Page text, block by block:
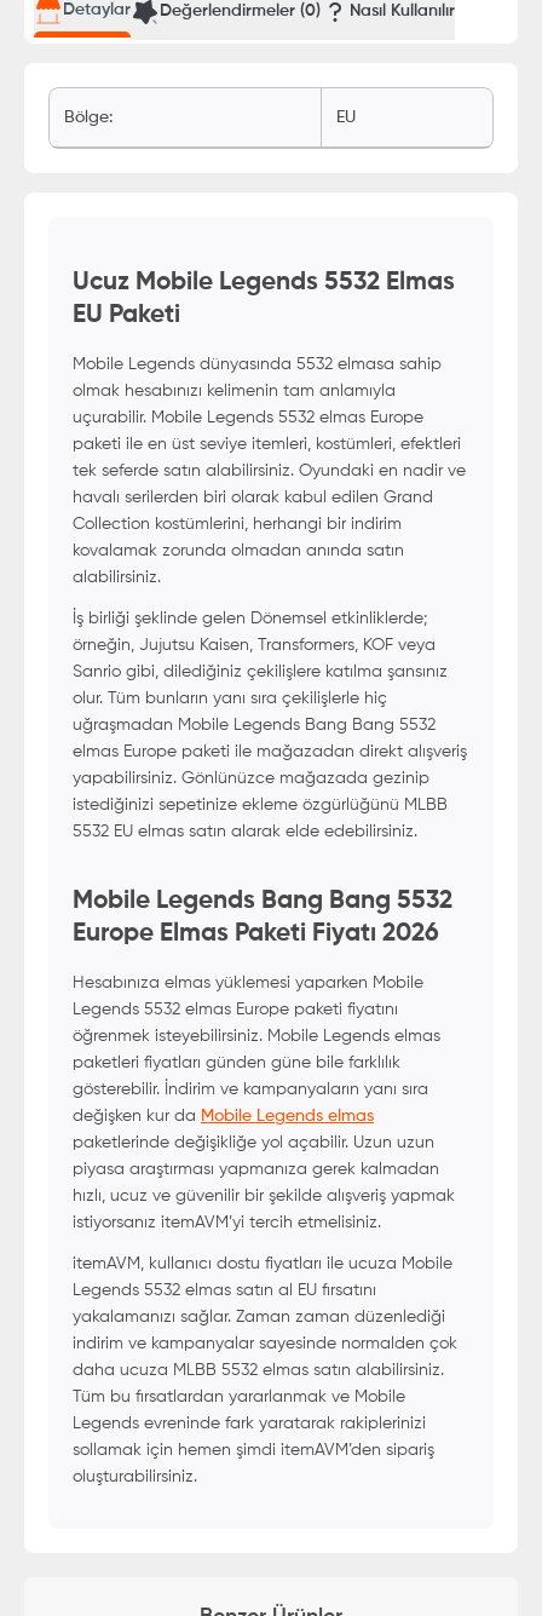
Detaylar Değerlendirmeler (0) Nasıl Kullanılır
Bölge: EU
Ucuz Mobile Legends 5532 Elmas
EU Paketi
Mobile Legends dünyasında 5532 elmasa sahip
olmak hesabınızı kelimenin tam anlamıyla
uçurabilir. Mobile Legends 5532 elmas Europe
paketi ile en üst seviye itemleri, kostümleri, efektleri
tek seferde satın alabilirsiniz. Oyundaki en nadir ve
havalı serilerden biri olarak kabul edilen Grand
Collection kostümlerini, herhangi bir indirim
kovalamak zorunda olmadan anında satın
alabilirsiniz.
İş birliği şeklinde gelen Dönemsel etkinliklerde;
örneğin, Jujutsu Kaisen, Transformers, KOF veya
Sanrio gibi, dilediğiniz çekilişlere katılma şansınız
olur. Tüm bunların yanı sıra çekilişlerle hiç
uğraşmadan Mobile Legends Bang Bang 5532
elmas Europe paketi ile mağazadan direkt alışveriş
yapabilirsiniz. Gönlünüzce mağazada gezinip
istediğinizi sepetinize ekleme özgürlüğünü MLBB
5532 EU elmas satın alarak elde edebilirsiniz.
Mobile Legends Bang Bang 5532
Europe Elmas Paketi Fiyatı 2026
Hesabınıza elmas yüklemesi yaparken Mobile
Legends 5532 elmas Europe paketi fiyatını
öğrenmek isteyebilirsiniz. Mobile Legends elmas
paketleri fiyatları günden güne bile farklılık
gösterebilir. İndirim ve kampanyaların yanı sıra
değişken kur da Mobile Legends elmas
paketlerinde değişikliğe yol açabilir. Uzun uzun
piyasa araştırması yapmanıza gerek kalmadan
hızlı, ucuz ve güvenilir bir şekilde alışveriş yapmak
istiyorsanız itemAVM’yi tercih etmelisiniz.
itemAVM, kullanıcı dostu fiyatları ile ucuza Mobile
Legends 5532 elmas satın al EU fırsatını
yakalamanızı sağlar. Zaman zaman düzenlediği
indirim ve kampanyalar sayesinde normalden çok
daha ucuza MLBB 5532 elmas satın alabilirsiniz.
Tüm bu fırsatlardan yararlanmak ve Mobile
Legends evreninde fark yaratarak rakiplerinizi
sollamak için hemen şimdi itemAVM’den sipariş
oluşturabilirsiniz.